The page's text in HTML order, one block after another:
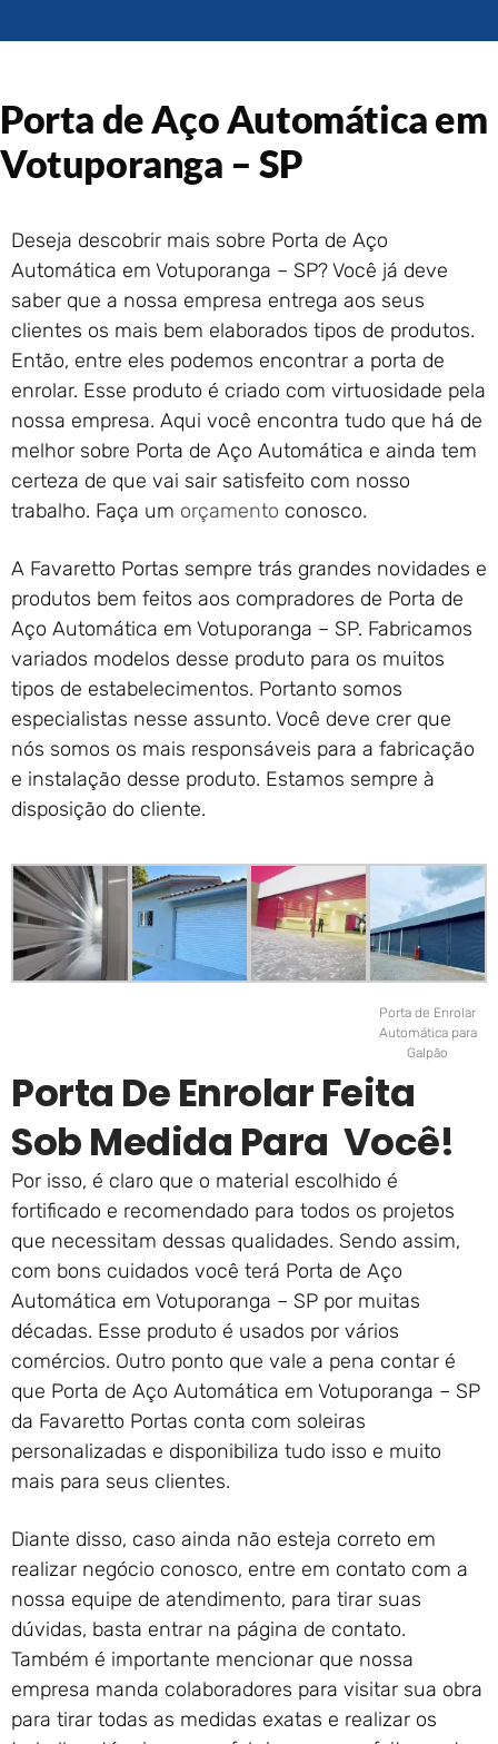
Enrolar em Rio das Ostras –
Enrolar em Queimados – RJ
Portão de Garagem de
Enrolar em Petrópolis – RJ
Portão de Garagem de
Enrolar em Nova Iguaçu – RJ
Portão de Garagem de
Enrolar em Nova Friburgo –
RJ
Porta de Aço Automática em
Votuporanga – SP
Deseja descobrir mais sobre Porta de Aço
Automática em Votuporanga – SP? Você já deve
saber que a nossa empresa entrega aos seus
clientes os mais bem elaborados tipos de produtos.
Então, entre eles podemos encontrar a porta de
enrolar. Esse produto é criado com virtuosidade pela
nossa empresa. Aqui você encontra tudo que há de
melhor sobre Porta de Aço Automática e ainda tem
certeza de que vai sair satisfeito com nosso
trabalho. Faça um orçamento conosco.
A Favaretto Portas sempre trás grandes novidades e
produtos bem feitos aos compradores de Porta de
Aço Automática em Votuporanga – SP. Fabricamos
variados modelos desse produto para os muitos
tipos de estabelecimentos. Portanto somos
especialistas nesse assunto. Você deve crer que
nós somos os mais responsáveis para a fabricação
e instalação desse produto. Estamos sempre à
disposição do cliente.
Porta de Enrolar
Automática para
Galpão
Porta De Enrolar Feita
Sob Medida Para Você!
Por isso, é claro que o material escolhido é
fortificado e recomendado para todos os projetos
que necessitam dessas qualidades. Sendo assim,
com bons cuidados você terá Porta de Aço
Automática em Votuporanga – SP por muitas
décadas. Esse produto é usados por vários
comércios. Outro ponto que vale a pena contar é
que Porta de Aço Automática em Votuporanga – SP
da Favaretto Portas conta com soleiras
personalizadas e disponibiliza tudo isso e muito
mais para seus clientes.
Diante disso, caso ainda não esteja correto em
realizar negócio conosco, entre em contato com a
nossa equipe de atendimento, para tirar suas
dúvidas, basta entrar na página de contato.
Também é importante mencionar que nossa
empresa manda colaboradores para visitar sua obra
para tirar todas as medidas exatas e realizar os